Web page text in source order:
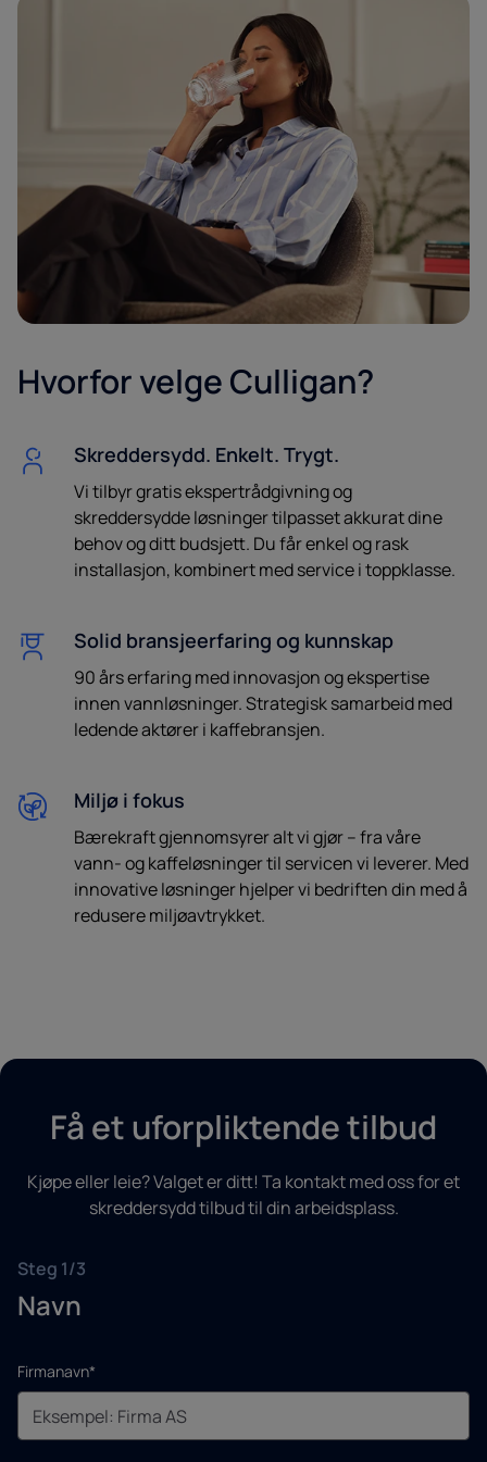
Hvorfor velge Culligan?
Skreddersydd. Enkelt. Trygt.
Vi tilbyr gratis ekspertrådgivning og
skreddersydde løsninger tilpasset akkurat dine
behov og ditt budsjett. Du får enkel og rask
installasjon, kombinert med service i toppklasse.
Solid bransjeerfaring og kunnskap
90 års erfaring med innovasjon og ekspertise
innen vannløsninger. Strategisk samarbeid med
ledende aktører i kaffebransjen.
Miljø i fokus
Bærekraft gjennomsyrer alt vi gjør – fra våre
vann- og kaffeløsninger til servicen vi leverer. Med
innovative løsninger hjelper vi bedriften din med å
redusere miljøavtrykket.
Få et uforpliktende tilbud
Kjøpe eller leie? Valget er ditt! Ta kontakt med oss for et
skreddersydd tilbud til din arbeidsplass.
Steg 1/3
Navn
Firmanavn*